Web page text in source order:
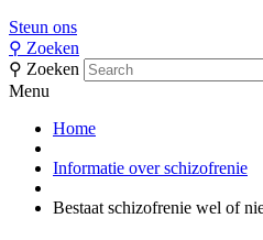
Steun ons
⚲ Zoeken
⚲ Zoeken
Menu
Home
Informatie over schizofrenie
Bestaat schizofrenie wel of